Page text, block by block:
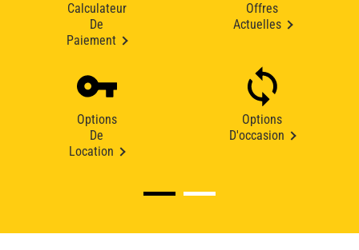
Calculateur
De
Paiement
Offres
Actuelles
Options
De
Location
Options
D'occasion